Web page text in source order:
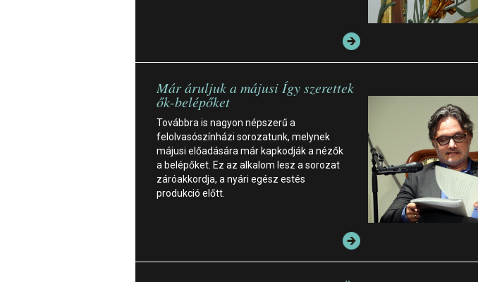
Már áruljuk a májusi Így szerettek
ők-belépőket
Továbbra is nagyon népszerű a
felolvasószínházi sorozatunk, melynek
májusi előadására már kapkodják a nézők
a belépőket. Ez az alkalom lesz a sorozat
záróakkordja, a nyári egész estés
produkció előtt.